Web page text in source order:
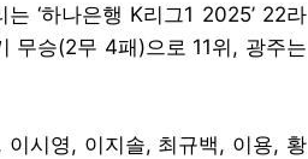
‘하나은행 K리그1 2025’ 22라
무승(2무 4패)으로 11위, 광주는
시영, 이지솔, 최규백, 이용, 황